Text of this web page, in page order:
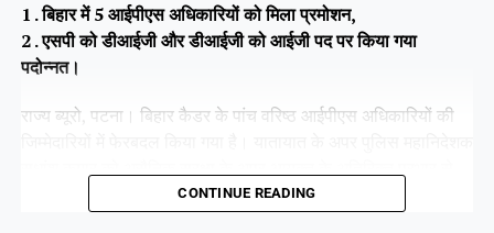
1 . बिहार में 5 आईपीएस अधिकारियों को मिला प्रमोशन,
2 . एसपी को डीआईजी और डीआईजी को आईजी पद पर किया गया
पदोन्नत।
राज्य ब्यूरो, पटना। बिहार कैडर के पांच वरिष्ठ आईपीएस अधिकारियों की
CONTINUE READING